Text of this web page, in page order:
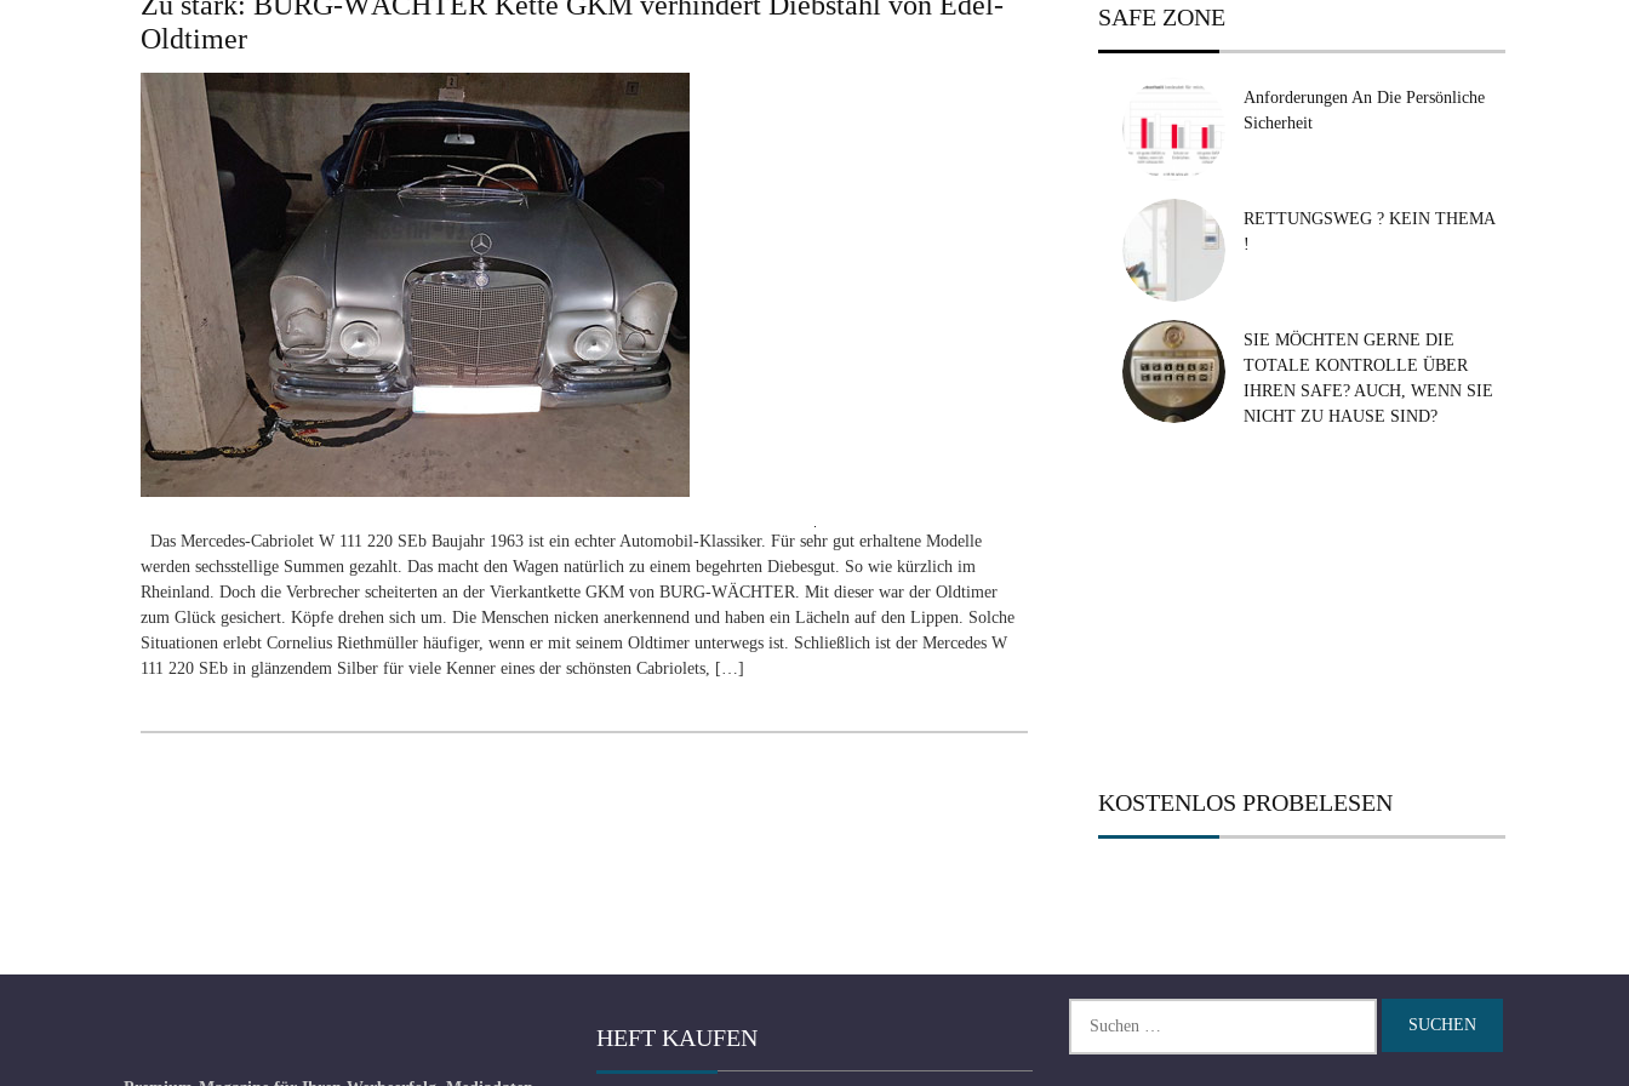
Suchen
nach:
Oldtimer
Das Mercedes-Cabriolet W 111 220 SEb Baujahr 1963 ist ein echter Automobil-Klassiker. Für sehr gut erhaltene Modelle
werden sechsstellige Summen gezahlt. Das macht den Wagen natürlich zu einem begehrten Diebesgut. So wie kürzlich im
Rheinland. Doch die Verbrecher scheiterten an der Vierkantkette GKM von BURG-WÄCHTER. Mit dieser war der Oldtimer
zum Glück gesichert. Köpfe drehen sich um. Die Menschen nicken anerkennend und haben ein Lächeln auf den Lippen. Solche
Situationen erlebt Cornelius Riethmüller häufiger, wenn er mit seinem Oldtimer unterwegs ist. Schließlich ist der Mercedes W
111 220 SEb in glänzendem Silber für viele Kenner eines der schönsten Cabriolets, […]
SAFE ZONE
Anforderungen An Die Persönliche
Sicherheit
RETTUNGSWEG ? KEIN THEMA
!
SIE MÖCHTEN GERNE DIE
TOTALE KONTROLLE ÜBER
IHREN SAFE? AUCH, WENN SIE
NICHT ZU HAUSE SIND?
KOSTENLOS PROBELESEN
HEFT KAUFEN
nach: